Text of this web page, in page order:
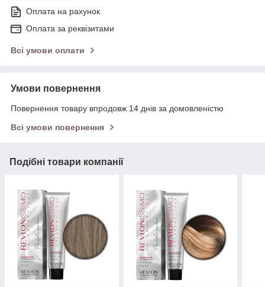
Оплата на рахунок
Оплата за реквізитами
Всі умови оплати
Умови повернення
Повернення товару впродовж 14 днів за домовленістю
Всі умови повернення
Подібні товари компанії